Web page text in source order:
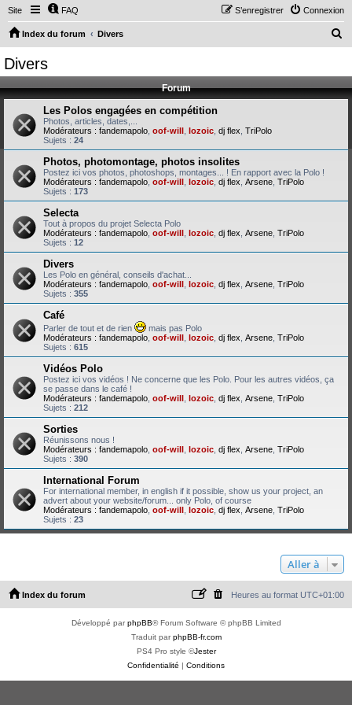
Site FAQ Connexion
S’enregistrer
Index du forum Divers
h
r
Divers
Forum
Les Polos engagées en compétition
Photos, articles, dates,...
Modérateurs : fandemapolo oof-will lozoic dj flex TriPolo
Sujets : 24
Photos, photomontage, photos insolites
Postez ici vos photos, photoshops, montages... ! En rapport avec la Polo !
Modérateurs : fandemapolo oof-will lozoic dj flex Arsene TriPolo
Sujets : 173
Selecta
Tout à propos du projet Selecta Polo
Modérateurs : fandemapolo oof-will lozoic dj flex Arsene TriPolo
Sujets : 12
Divers
Les Polo en général, conseils d'achat...
Modérateurs : fandemapolo oof-will lozoic dj flex Arsene TriPolo
Sujets : 355
Café
Parler de tout et de rien
mais pas Polo
Modérateurs : fandemapolo oof-will lozoic dj flex Arsene TriPolo
Sujets : 615
Vidéos Polo
Postez ici vos vidéos ! Ne concerne que les Polo. Pour les autres vidéos, ça
se passe dans le café !
Modérateurs : fandemapolo oof-will lozoic dj flex Arsene TriPolo
Sujets : 212
Sorties
Réunissons nous !
Modérateurs : fandemapolo oof-will lozoic dj flex Arsene TriPolo
Sujets : 390
International Forum
For international member, in english if it possible, show us your project, an
advert about your website/forum... only Polo, of course
Modérateurs : fandemapolo oof-will lozoic dj flex Arsene TriPolo
Sujets : 23
Aller à
Index du forum Heures au format UTC+01:00
Développé parphpBB® Forum Software © phpBB Limited
Traduit parphpBB-fr.com
PS4 Pro style ©Jester
Confidentialité | Conditions